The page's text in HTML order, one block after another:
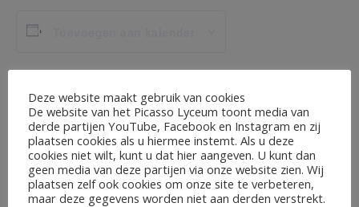
GEGEVENS
Datum:
27 juni 2022
Centraal Examen Tweede
Leerjaar 3 gymnasium 16.30-17.30u
Deze website maakt gebruik van cookies
De website van het Picasso Lyceum toont media van
derde partijen YouTube, Facebook en Instagram en zij
plaatsen cookies als u hiermee instemt. Als u deze
cookies niet wilt, kunt u dat hier aangeven. U kunt dan
geen media van deze partijen via onze website zien. Wij
plaatsen zelf ook cookies om onze site te verbeteren,
maar deze gegevens worden niet aan derden verstrekt.